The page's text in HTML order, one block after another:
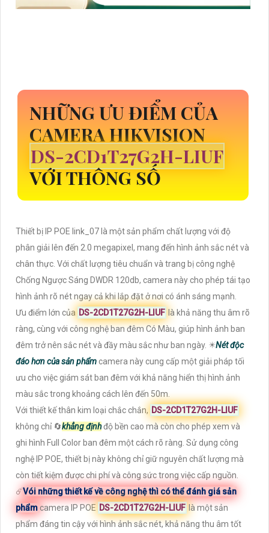
NHỮNG ƯU ĐIỂM CỦA
CAMERA HIKVISION
DS-2CD1T27G2H-LIUF
VỚI THÔNG SỐ
Thiết bị IP POE link_07 là một sản phẩm chất lượng với độ
phân giải lên đến 2.0 megapixel, mang đến hình ảnh sắc nét và
chân thực. Với chất lượng tiêu chuẩn và trang bị công nghệ
Chống Ngược Sáng DWDR 120db, camera này cho phép tái tạo
hình ảnh rõ nét ngay cả khi lắp đặt ở nơi có ánh sáng mạnh.
Ưu điểm lớn của DS-2CD1T27G2H-LIUF là khả năng thu âm rõ
ràng, cùng với công nghệ ban đêm Có Màu, giúp hình ảnh ban
đêm trở nên sắc nét và đầy màu sắc như ban ngày. ✴️Nét độc
đáo hơn của sản phẩmcamera này cung cấp một giải pháp tối
ưu cho việc giám sát ban đêm với khả năng hiển thị hình ảnh
màu sắc trong khoảng cách lên đến 50m.
Với thiết kế thân kim loại chắc chắn, DS-2CD1T27G2H-LIUF
không chỉ 🔄khẳng địnhđộ bền cao mà còn cho phép xem và
ghi hình Full Color ban đêm một cách rõ ràng. Sử dụng công
nghệ IP POE, thiết bị này không chỉ giữ nguyên chất lượng mà
còn tiết kiệm được chi phí và công sức trong việc cấp nguồn.
☄️Vói những thiết kế về công nghệ thì có thể đánh giá sản
phẩmcamera IP POE DS-2CD1T27G2H-LIUF là một sản
phẩm đáng tin cậy với hình ảnh sắc nét, khả năng thu âm tốt